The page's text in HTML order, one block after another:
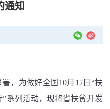
通知
，为做好全国10月17日“扶
”系列活动，现将省扶贫开发